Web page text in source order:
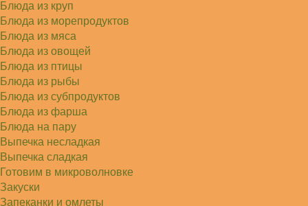
Блюда из круп
Блюда из морепродуктов
Блюда из мяса
Блюда из овощей
Блюда из птицы
Блюда из рыбы
Блюда из субпродуктов
Блюда из фарша
Блюда на пару
Выпечка несладкая
Выпечка сладкая
Готовим в микроволновке
Закуски
Запеканки и омлеты